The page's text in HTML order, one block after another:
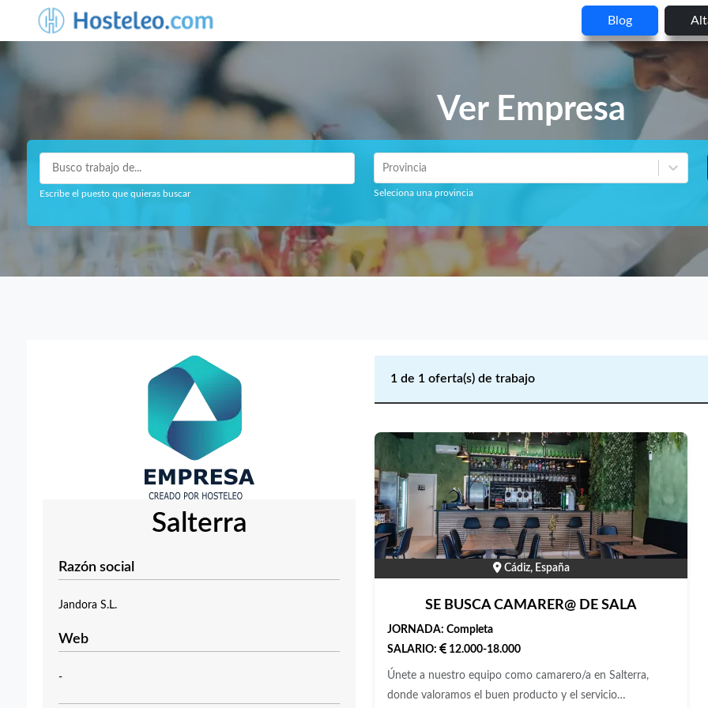
Blog
Ver Empresa
Escribe el puesto que quieras buscar
Provincia
Seleciona una provincia
Salterra
Razón social
Jandora S.L.
Web
-
1 de 1 oferta(s) de trabajo
Cádiz, España
SE BUSCA CAMARER@ DE SALA
JORNADA: Completa
SALARIO:
12.000-18.000
Únete a nuestro equipo como camarero/a en Salterra,
donde valoramos el buen producto y el servicio